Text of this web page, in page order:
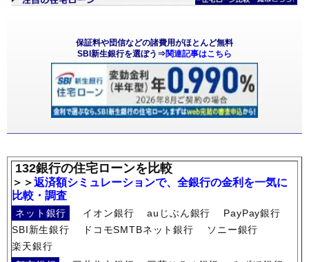
保証料や団信などの諸費用がほとんど無料
SBI新生銀行を選ぼう⇒関連記事はこちら
132銀行の住宅ローンを比較
＞＞返済額シミュレーションで、全銀行の金利を一気に
比較・調査
ネット銀行 イオン銀行 auじぶん銀行
PayPay銀行
SBI新生銀行
ドコモSMTBネット銀行
ソニー銀行
楽天銀行